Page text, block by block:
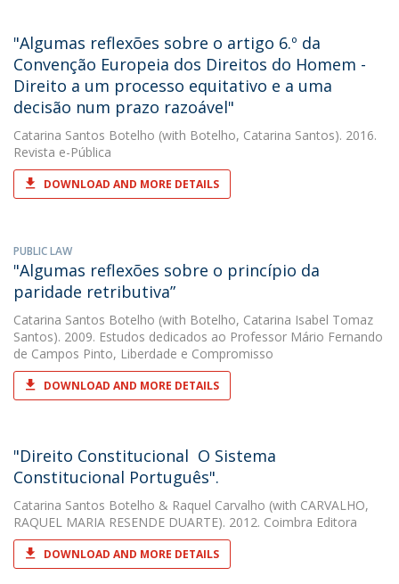
"Algumas reflexões sobre o artigo 6.º da
Convenção Europeia dos Direitos do Homem -
Direito a um processo equitativo e a uma
decisão num prazo razoável"
Catarina Santos Botelho (with Botelho, Catarina Santos). 2016.
Revista e-Pública
DOWNLOAD AND MORE DETAILS
PUBLIC LAW
"Algumas reflexões sobre o princípio da
paridade retributiva”
Catarina Santos Botelho (with Botelho, Catarina Isabel Tomaz
Santos). 2009. Estudos dedicados ao Professor Mário Fernando
de Campos Pinto, Liberdade e Compromisso
DOWNLOAD AND MORE DETAILS
"Direito Constitucional  O Sistema
Constitucional Português".
Catarina Santos Botelho & Raquel Carvalho (with CARVALHO,
RAQUEL MARIA RESENDE DUARTE). 2012. Coimbra Editora
DOWNLOAD AND MORE DETAILS